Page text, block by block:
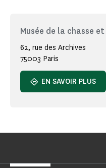
Musée de la chasse
62, rue des Archives
75003 Paris
EN SAVOIR PLUS